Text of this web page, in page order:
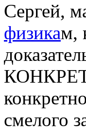
Сергей,
физикам,
смелого